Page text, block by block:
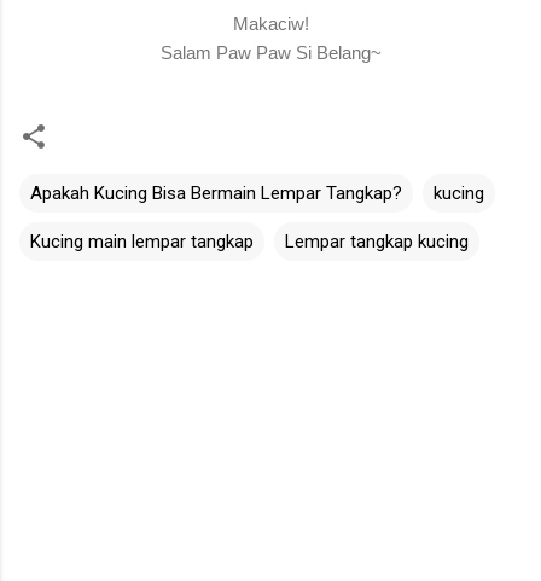
Makaciw!
Salam Paw Paw Si Belang~
Apakah Kucing Bisa Bermain Lempar Tangkap? kucing
Kucing main lempar tangkap Lempar tangkap kucing